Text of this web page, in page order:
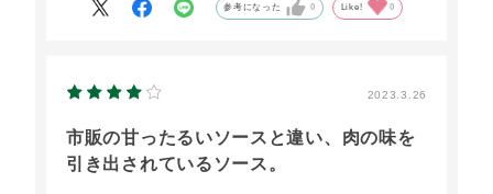
参考になった 0 Like! 0
2023.3.26
市販の甘ったるいソースと違い、肉の味を
引き出されているソース。